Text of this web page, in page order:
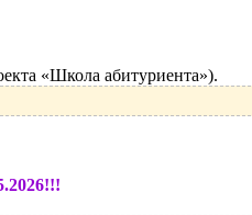
«Школа абитуриента»).